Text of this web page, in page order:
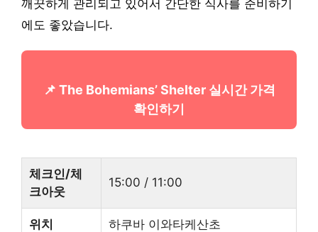
깨끗하게 관리되고 있어서 간단한 식사를 준비하기
에도 좋았습니다.
📌 The Bohemians’ Shelter 실시간 가격
확인하기
체크인/체
크아웃
15:00 / 11:00
위치 하쿠바 이와타케산초